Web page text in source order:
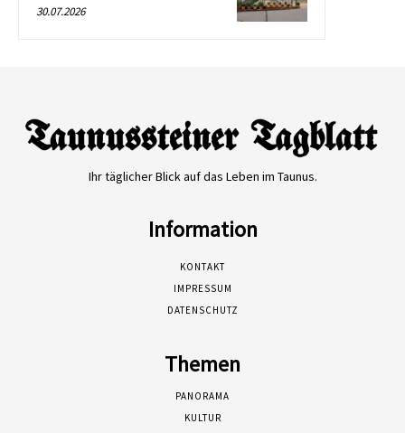
30.07.2026
Ihr täglicher Blick auf das Leben im Taunus.
Information
KONTAKT
IMPRESSUM
DATENSCHUTZ
Themen
PANORAMA
KULTUR